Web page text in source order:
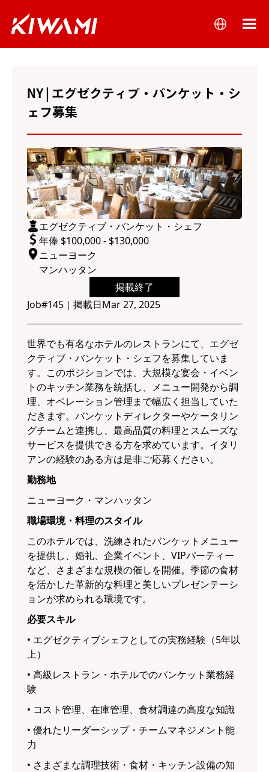
NY | エグゼクティブ・バンケット・シ
ェフ募集
エグゼクティブ・バンケット・シェフ
年俸 $100,000 - $130,000
ニューヨーク
マンハッタン
掲載終了
Job#145 ｜ 掲載日Mar 27, 2025
世界でも有名なホテルのレストランにて、エグゼ
クティブ・バンケット・シェフを募集していま
す。このポジションでは、大規模な宴会・イベン
トのキッチン業務を統括し、メニュー開発から調
理、オペレーション管理まで幅広く担当していた
だきます。バンケットディレクターやケータリン
グチームと連携し、最高品質の料理とスムーズな
サービスを提供できる方を求めています。イタリ
アンの経験のある方は是非ご応募ください。
勤務地
ニューヨーク・マンハッタン
職場環境・料理のスタイル
このホテルでは、洗練されたバンケットメニュー
を提供し、婚礼、企業イベント、VIPパーティー
など、さまざまな規模の催しを開催。季節の食材
を活かした革新的な料理と美しいプレゼンテーシ
ョンが求められる環境です。
必要スキル
• エグゼクティブシェフとしての実務経験（5年以
上）
• 高級レストラン・ホテルでのバンケット業務経
験
• コスト管理、在庫管理、食材調達の高度な知識
• 優れたリーダーシップ・チームマネジメント能
力
• さまざまな調理技術・食材・キッチン設備の知